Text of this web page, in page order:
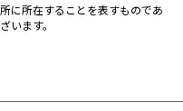
に所在することを表すものであ
います。